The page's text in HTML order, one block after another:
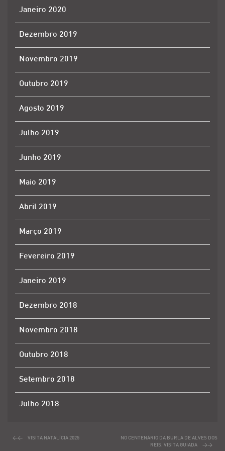
Janeiro 2020
Dezembro 2019
Novembro 2019
Outubro 2019
Agosto 2019
Julho 2019
Junho 2019
Maio 2019
Abril 2019
Março 2019
Fevereiro 2019
Janeiro 2019
Dezembro 2018
Novembro 2018
Outubro 2018
Setembro 2018
Julho 2018
VISITA NATALÍCIA 2025
NO CENTENÁRIO DA BURLA DE ALVES DOS
REIS. VISITA GUIADA